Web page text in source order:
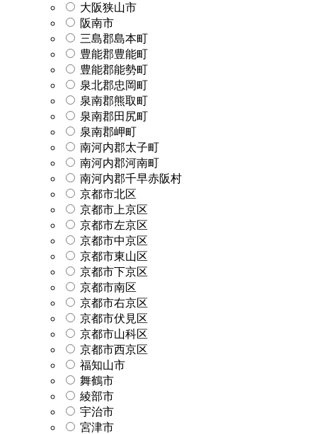
大阪狭山市
阪南市
三島郡島本町
豊能郡豊能町
豊能郡能勢町
泉北郡忠岡町
泉南郡熊取町
泉南郡田尻町
泉南郡岬町
南河内郡太子町
南河内郡河南町
南河内郡千早赤阪村
京都市北区
京都市上京区
京都市左京区
京都市中京区
京都市東山区
京都市下京区
京都市南区
京都市右京区
京都市伏見区
京都市山科区
京都市西京区
福知山市
舞鶴市
綾部市
宇治市
宮津市